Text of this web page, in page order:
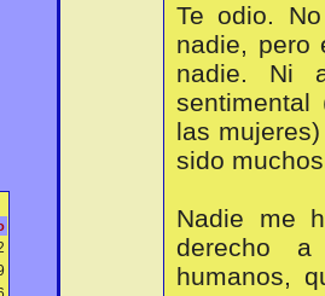
Te odio.
nadie, pero
nadie. Ni
las
sido
Nadie me
derecho a
humanos,